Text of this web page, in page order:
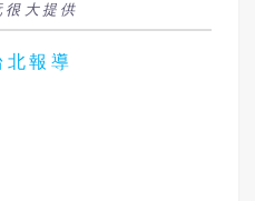
大提供
北報導